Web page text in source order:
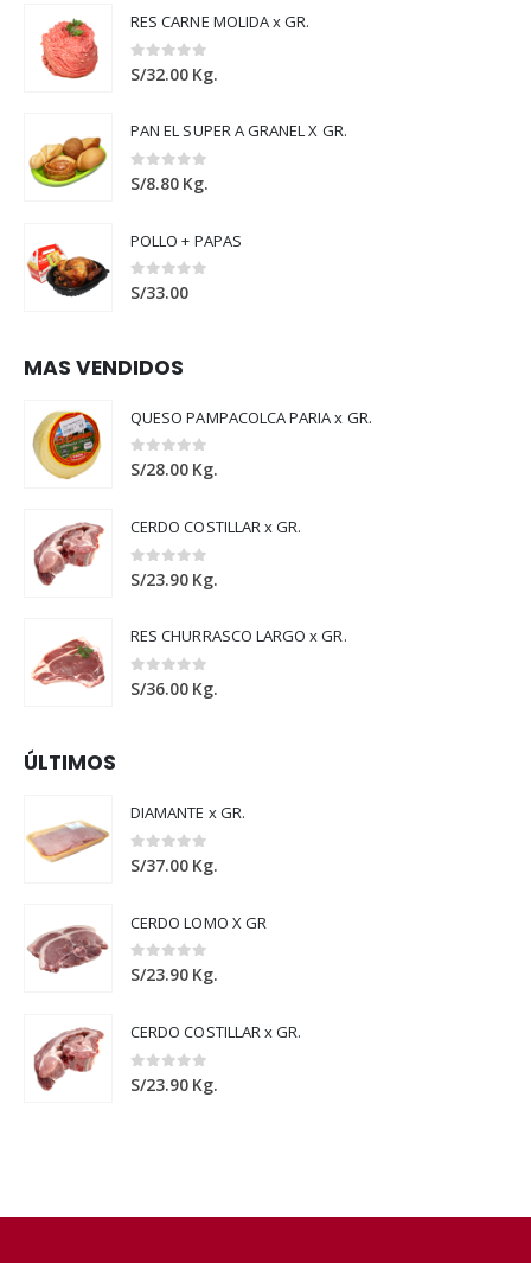
RES CARNE MOLIDA x GR.
0out of 5
S/32.00 Kg.
PAN EL SUPER A GRANEL X GR.
0out of 5
S/8.80 Kg.
POLLO + PAPAS
0out of 5
S/33.00
MAS VENDIDOS
QUESO PAMPACOLCA PARIA x GR.
0out of 5
S/28.00 Kg.
CERDO COSTILLAR x GR.
0out of 5
S/23.90 Kg.
RES CHURRASCO LARGO x GR.
0out of 5
S/36.00 Kg.
ÚLTIMOS
DIAMANTE x GR.
0out of 5
S/37.00 Kg.
CERDO LOMO X GR
0out of 5
S/23.90 Kg.
CERDO COSTILLAR x GR.
0out of 5
S/23.90 Kg.